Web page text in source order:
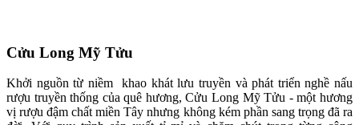
Cửu Long Mỹ Tửu
Khởi nguồn từ niềm khao khát lưu truyền và phát triển nghề nấu
rượu truyền thống của quê hương, Cửu Long Mỹ Tửu - một hương
vị rượu đậm chất miền Tây nhưng không kém phần sang trọng đã ra